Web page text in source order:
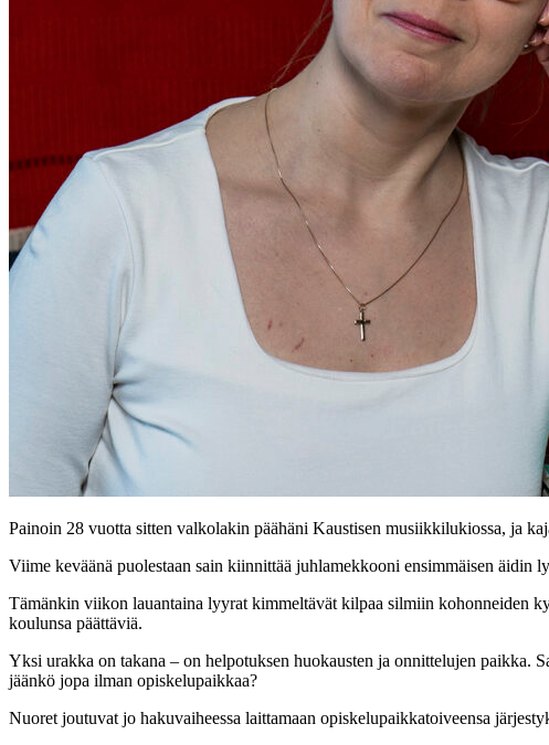
Painoin 28 vuotta sitten valkolakin päähäni Kaustisen musiikkilukiossa, ja
Viime keväänä puolestaan sain kiinnittää juhlamekkooni ensimmäisen äidin
Tämänkin viikon lauantaina lyyrat kimmeltävät kilpaa silmiin kohonneiden
koulunsa päättäviä.
Yksi urakka on takana – on helpotuksen huokausten ja onnittelujen
jäänkö jopa ilman opiskelupaikkaa?
Nuoret joutuvat jo hakuvaiheessa laittamaan opiskelupaikkatoiveensa